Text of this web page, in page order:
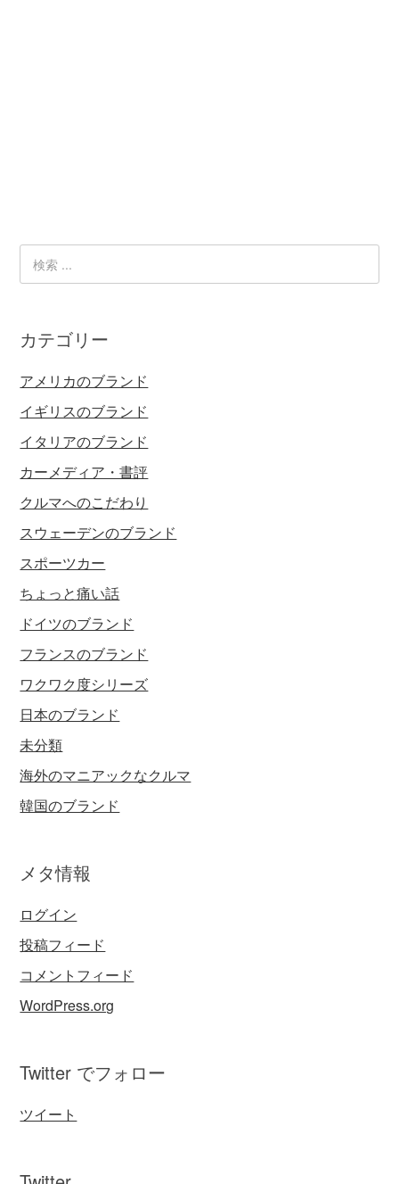
カテゴリー
アメリカのブランド
イギリスのブランド
イタリアのブランド
カーメディア・書評
クルマへのこだわり
スウェーデンのブランド
スポーツカー
ちょっと痛い話
ドイツのブランド
フランスのブランド
ワクワク度シリーズ
日本のブランド
未分類
海外のマニアックなクルマ
韓国のブランド
メタ情報
ログイン
投稿フィード
コメントフィード
WordPress.org
Twitter でフォロー
ツイート